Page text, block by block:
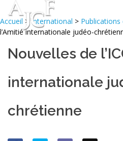
Accueil >International > Publications
l’Amitié internationale judéo-
Nouvelles de
internationale
chrétienne